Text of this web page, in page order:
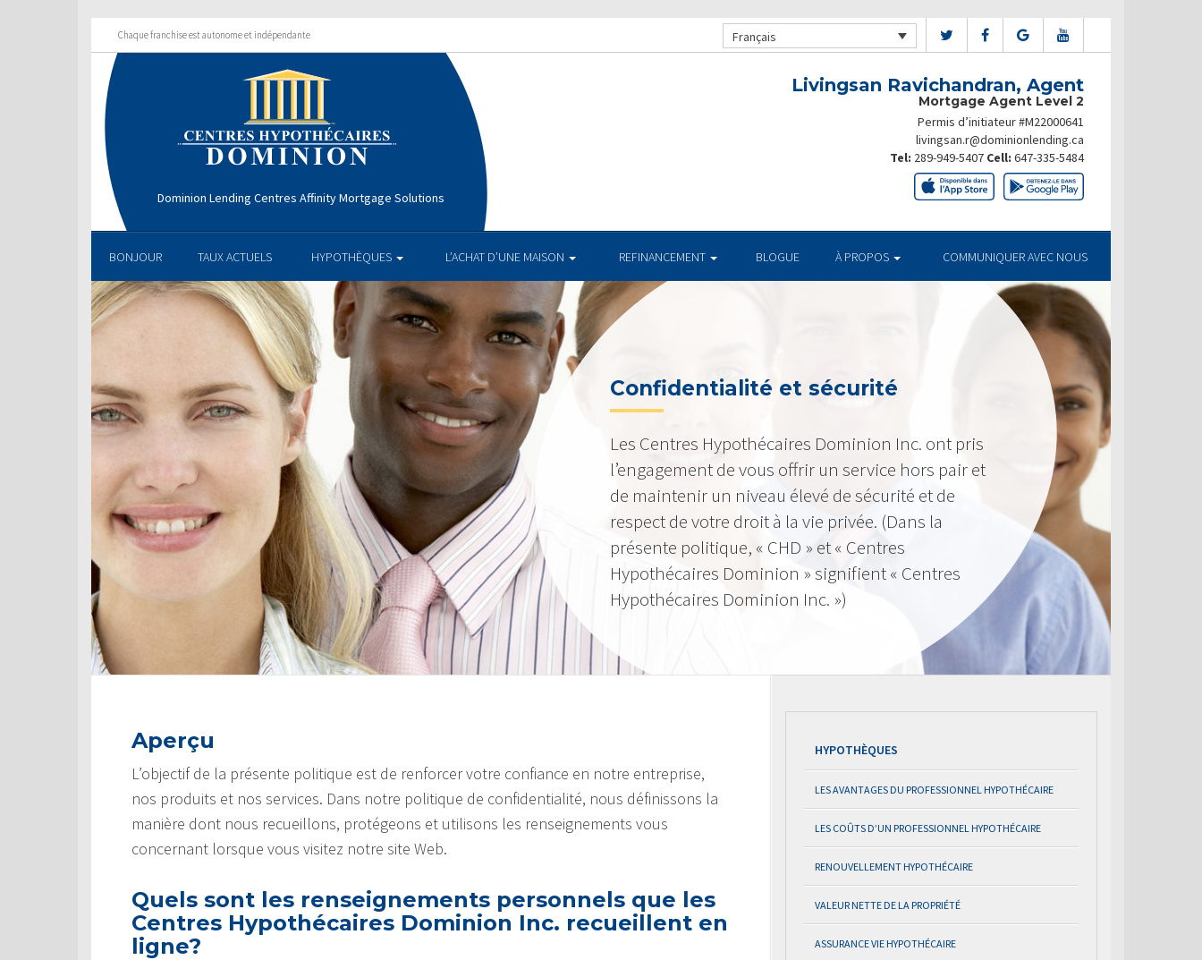
Chaque franchise est autonome et indépendante Français
Dominion Lending Centres Affinity Mortgage Solutions
Livingsan Ravichandran, Agent
Mortgage Agent Level 2
Permis d’initiateur #M22000641
livingsan.r@dominionlending.ca
Tel: 289-949-5407 Cell: 647-335-5484
BONJOUR TAUX ACTUELS HYPOTHÈQUES L’ACHAT D’UNE MAISON REFINANCEMENT BLOGUE À PROPOS COMMUNIQUER AVEC NOUS
Confidentialité et sécurité
Les Centres Hypothécaires Dominion Inc. ont pris
l’engagement de vous offrir un service hors pair et
de maintenir un niveau élevé de sécurité et de
respect de votre droit à la vie privée. (Dans la
présente politique, « CHD » et « Centres
Hypothécaires Dominion » signifient « Centres
Hypothécaires Dominion Inc. »)
Aperçu
L’objectif de la présente politique est de renforcer votre confiance en notre entreprise,
nos produits et nos services. Dans notre politique de confidentialité, nous définissons la
manière dont nous recueillons, protégeons et utilisons les renseignements vous
concernant lorsque vous visitez notre site Web.
Quels sont les renseignements personnels que les
Centres Hypothécaires Dominion Inc. recueillent en
ligne?
HYPOTHÈQUES
LES AVANTAGES DU PROFESSIONNEL HYPOTHÉCAIRE
LES COÛTS D’UN PROFESSIONNEL HYPOTHÉCAIRE
RENOUVELLEMENT HYPOTHÉCAIRE
VALEUR NETTE DE LA PROPRIÉTÉ
ASSURANCE VIE HYPOTHÉCAIRE